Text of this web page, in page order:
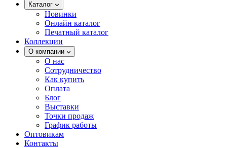
Каталог
Новинки
Онлайн каталог
Печатный каталог
Коллекции
О компании
О нас
Сотрудничество
Как купить
Оплата
Блог
Выставки
Точки продаж
График работы
Оптовикам
Контакты